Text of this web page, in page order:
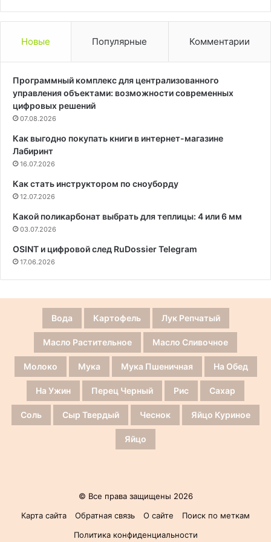
Новые Популярные Комментарии
Программный комплекс для централизованного
управления объектами: возможности современных
цифровых решений
07.08.2026
Как выгодно покупать книги в интернет-магазине
Лабиринт
16.07.2026
Как стать инструктором по сноуборду
12.07.2026
Какой поликарбонат выбрать для теплицы: 4 или 6 мм
03.07.2026
OSINT и цифровой след RuDossier Telegram
17.06.2026
Вода Картофель Лук Репчатый
Масло Растительное Масло Сливочное
Молоко Мука Мука Пшеничная На Обед
На Ужин Перец Черный Рис Сахар
Соль Сыр Твердый Чеснок Яйцо Куриное
Яйцо
© Все права защищены 2026
Карта сайта
Обратная связь О сайте
Поиск по меткам
Политика конфиденциальности